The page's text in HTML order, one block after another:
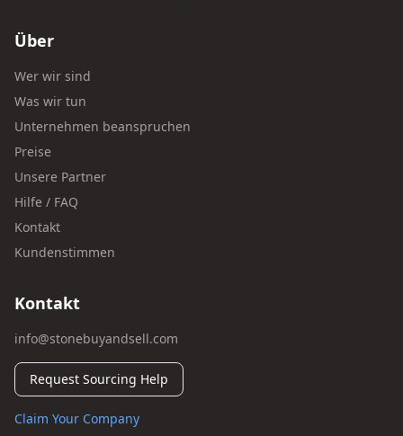
Über
Wer wir sind
Was wir tun
Unternehmen beanspruchen
Preise
Unsere Partner
Hilfe / FAQ
Kontakt
Kundenstimmen
Kontakt
info@stonebuyandsell.com
Request Sourcing Help
Claim Your Company